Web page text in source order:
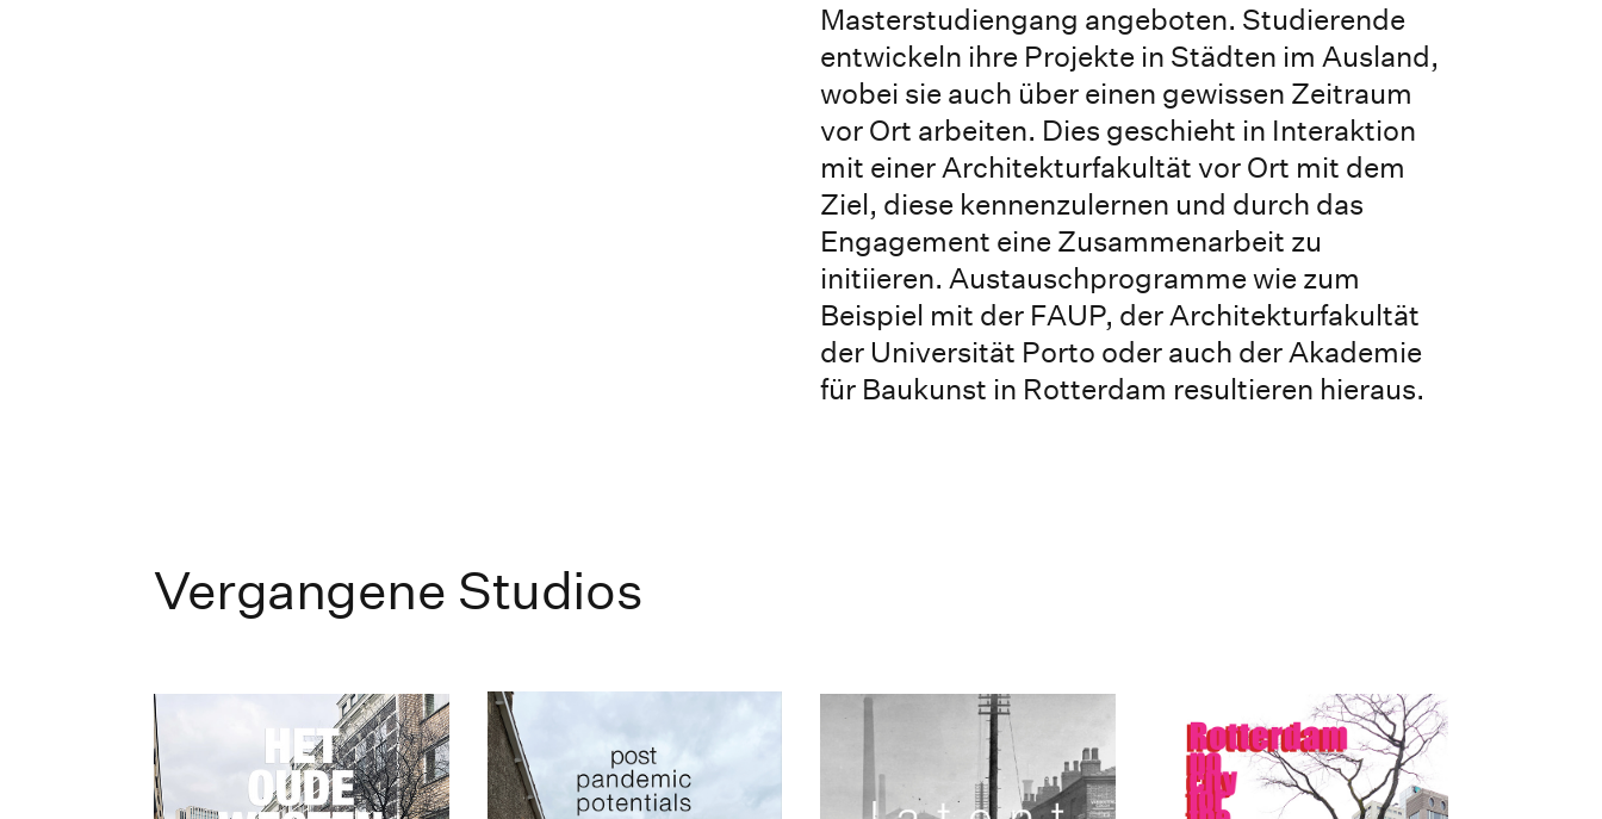
Masterstudiengang angeboten. Studierende
entwickeln ihre Projekte in Städten im Ausland,
wobei sie auch über einen gewissen Zeitraum
vor Ort arbeiten. Dies geschieht in Interaktion
mit einer Architekturfakultät vor Ort mit dem
Ziel, diese kennenzulernen und durch das
Engagement eine Zusammenarbeit zu
initiieren. Austauschprogramme wie zum
Beispiel mit der FAUP, der Architekturfakultät
der Universität Porto oder auch der Akademie
für Baukunst in Rotterdam resultieren hieraus.
Vergangene Studios